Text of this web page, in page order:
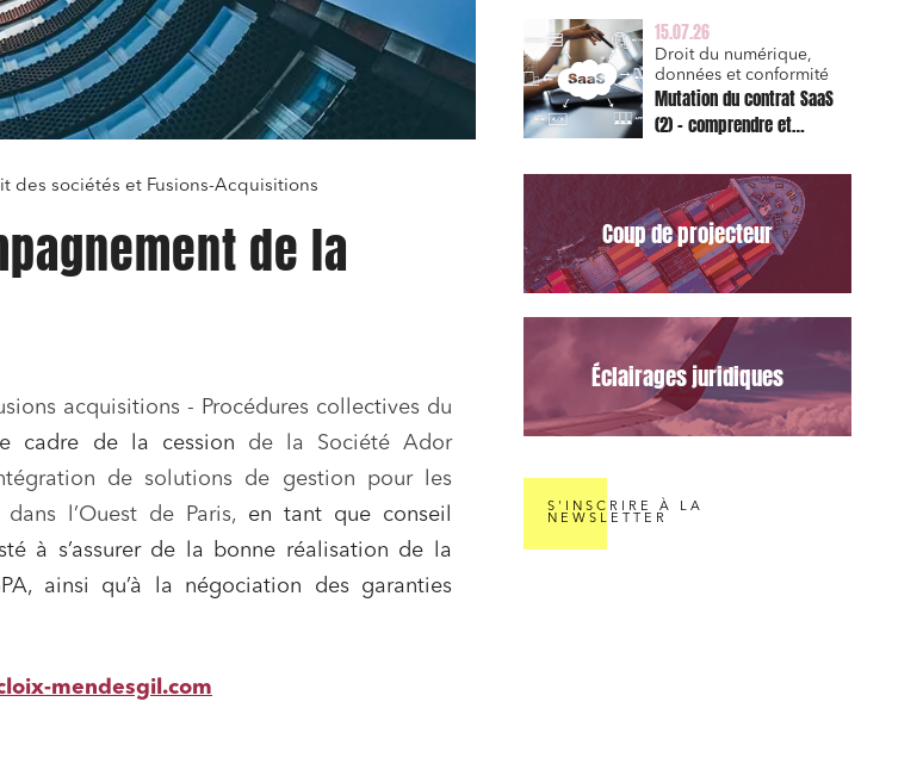
des sociétés et Fusions-Acquisitions
de la
acquisitions - Procédures collectives du
cadre de la cession de la Société Ador
de solutions de gestion pour les
l’Ouest de Paris, en tant que conseil
à s’assurer de la bonne réalisation de la
ainsi qu’à la négociation des garanties
mendesgil.com
est d’abord un sujet de
risque juridique
15.07.26
Droit du numérique,
données et conformité
Mutation du contrat SaaS
(2) – comprendre et
types de la Commission
pour le Data Act
Coup de projecteur
Éclairages juridiques
S'INSCRIRE À LA
NEWSLETTER
Associations et acteurs de l’économie
sociale et solidaire
Établissements financiers